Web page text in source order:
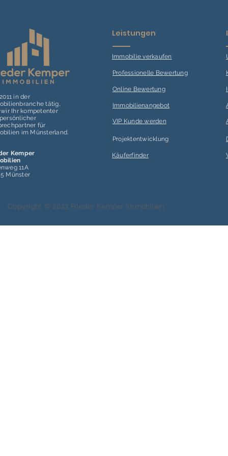
in der
tätig,
Ihr kompetenter
für
im Münsterland.
Kemper
11A
Münster
Leistungen
Immobilie verkaufen
Professionelle Bewertung
Online Bewertung
Immobilienangebot
VIP Kunde werden
Projektentwicklung
Käuferfinder
Copyright © 2023 Frieder Kemper Immobilien